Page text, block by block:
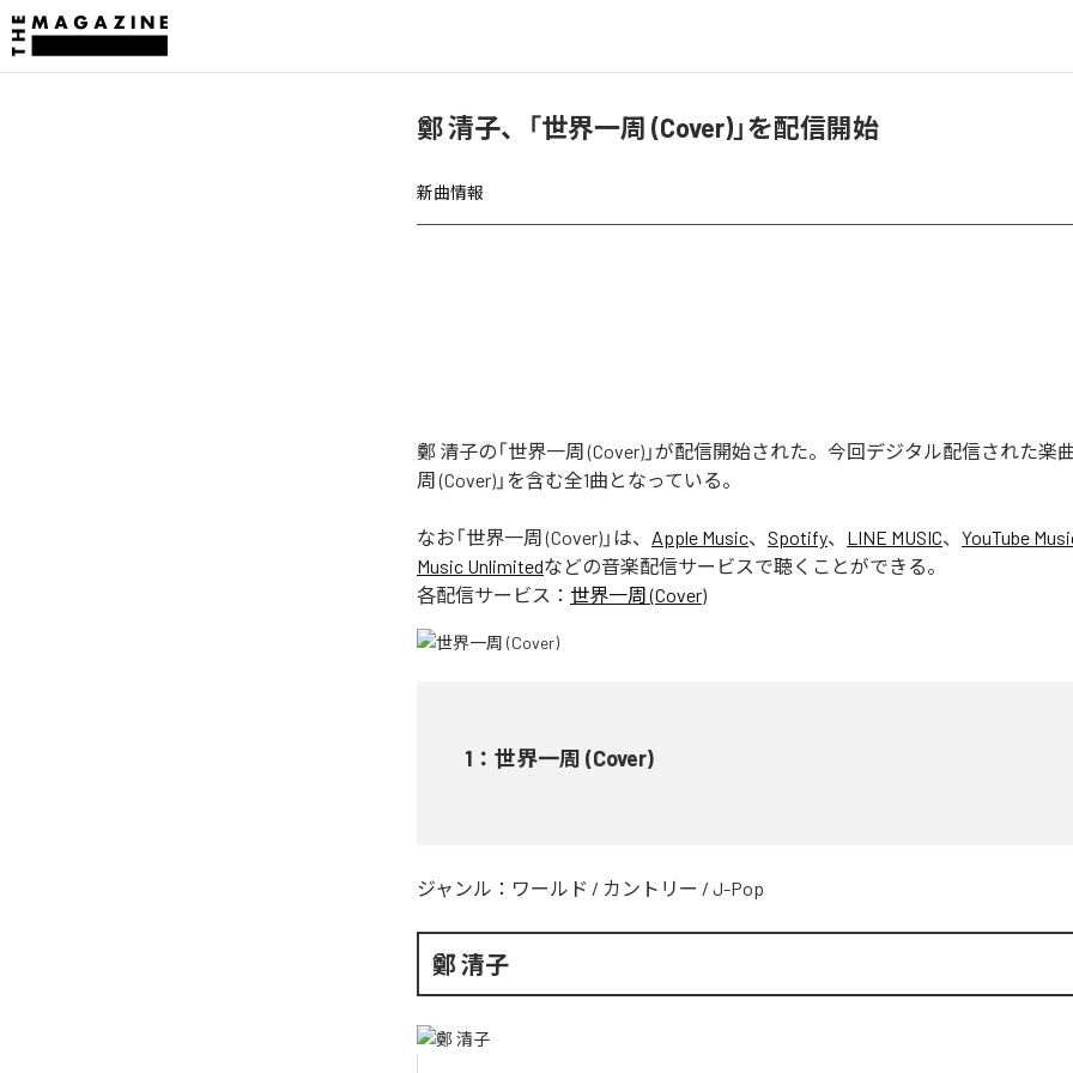
鄭 清子、「世界一周 (Cover)」を配信開始
新曲情報
鄭 清子の「世界一周 (Cover)」が配信開始された。今回デジタル配信された楽
周 (Cover)」を含む全1曲となっている。
なお「世界一周 (Cover) 」は、 Apple Music、 Spotify、 LINE MUSIC、 YouTube
Music Unlimitedなどの音楽配信サービスで聴くことができる。
各配信サービス： 世界一周 (Cover)
1 ： 世界一周 (Cover)
ジャンル： ワールド / カントリー / J-Pop
鄭 清子